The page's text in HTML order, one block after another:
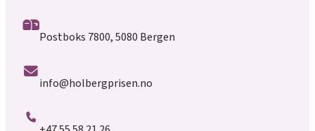
Postboks 7800, 5080 Bergen
info@holbergprisen.no